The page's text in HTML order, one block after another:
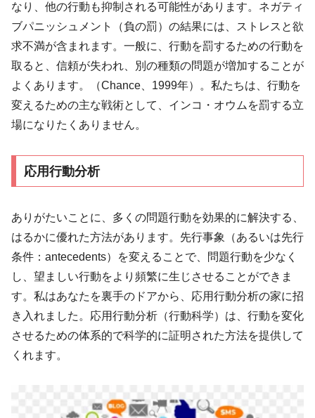
なり、他の行動も抑制される可能性があります。ネガティ
ブパニッシュメント（負の罰）の結果には、ストレスと欲
求不満が含まれます。一般に、行動を罰するための行動を
取ると、信頼が失われ、別の種類の問題が増加することが
よくあります。（Chance、1999年）。私たちは、行動を
変えるための主な戦術として、インコ・オウムを罰する立
場になりたくありません。
応用行動分析
ありがたいことに、多くの問題行動を効果的に解決する、
はるかに優れた方法があります。先行事象（あるいは先行
条件：antecedents）を変えることで、問題行動を少なく
し、望ましい行動をより頻繁に生じさせることができま
す。私はあなたを裏手のドアから、応用行動分析の家に招
き入れました。応用行動分析（行動科学）は、行動を変化
させるための体系的で科学的に証明された方法を提供して
くれます。